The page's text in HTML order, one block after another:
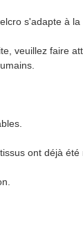
s'adapte à
veuillez faire
ont déjà